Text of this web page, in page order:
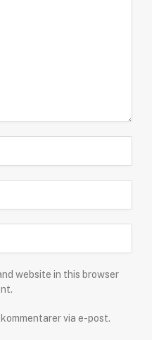
website in this browser
via e-post.